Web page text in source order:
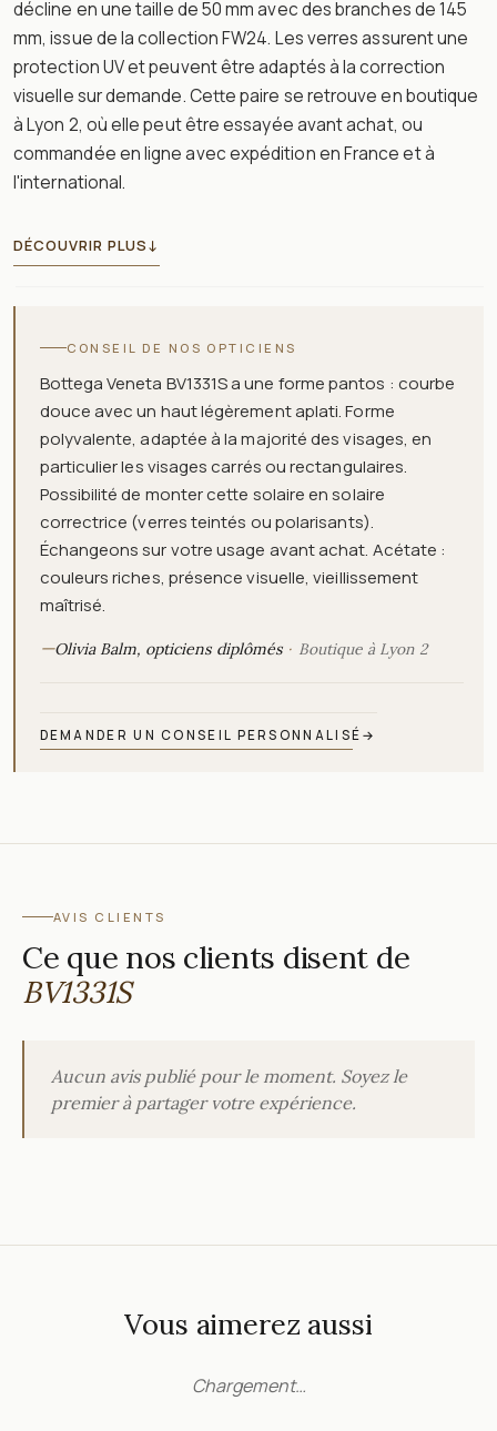
décline en une taille de 50 mm avec des branches de 145
mm, issue de la collection FW24. Les verres assurent une
protection UV et peuvent être adaptés à la correction
visuelle sur demande. Cette paire se retrouve en boutique
à Lyon 2, où elle peut être essayée avant achat, ou
commandée en ligne avec expédition en France et à
l'international.
DÉCOUVRIR PLUS↓
CONSEIL DE NOS OPTICIENS
Bottega Veneta BV1331S a une forme pantos : courbe
douce avec un haut légèrement aplati. Forme
polyvalente, adaptée à la majorité des visages, en
particulier les visages carrés ou rectangulaires.
Possibilité de monter cette solaire en solaire
correctrice (verres teintés ou polarisants).
Échangeons sur votre usage avant achat. Acétate :
couleurs riches, présence visuelle, vieillissement
maîtrisé.
—Olivia Balm, opticiens diplômés Boutique à Lyon 2
DEMANDER UN CONSEIL PERSONNALISÉ →
AVIS CLIENTS
Ce que nos clients disent de
BV1331S
Aucun avis publié pour le moment. Soyez le
premier à partager votre expérience.
Vous aimerez aussi
Chargement…